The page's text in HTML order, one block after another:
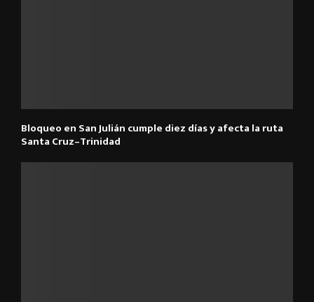
Bloqueo en San Julián cumple diez días y afecta la ruta
Santa Cruz–Trinidad